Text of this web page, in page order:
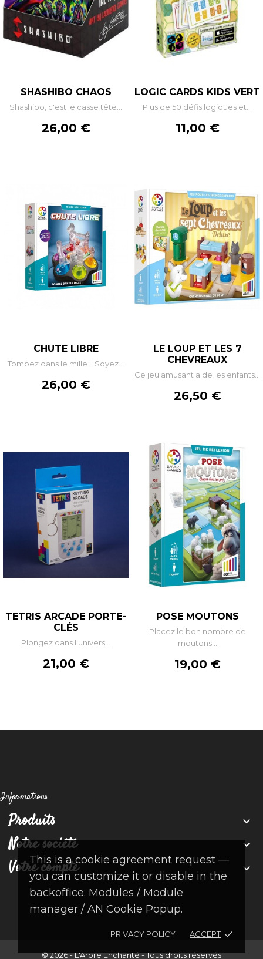
This is a cookie agreement request —
you can customize it or disable in the
backoffice: Modules / Module
manager / AN Cookie Popup.
PRIVACY POLICY ACCEPT done
SHASHIBO CHAOS
Shashibo, c'est le casse tête...
Prix
26,00 €
LOGIC CARDS KIDS VERT
Plus de 50 défis logiques et...
Prix
11,00 €
CHUTE LIBRE
Tombez dans le mille ! Soyez...
Prix
26,00 €
LE LOUP ET LES 7
CHEVREAUX
Ce jeu amusant aide les enfants...
Prix
26,50 €
TETRIS ARCADE PORTE-
CLÉS
Plongez dans l’univers...
Prix
21,00 €
POSE MOUTONS
Placez le bon nombre de
moutons...
Prix
19,00 €
Informations
Produits 
Notre société 
Votre compte 
© 2026 - L'Arbre Enchanté - Tous droits réservés